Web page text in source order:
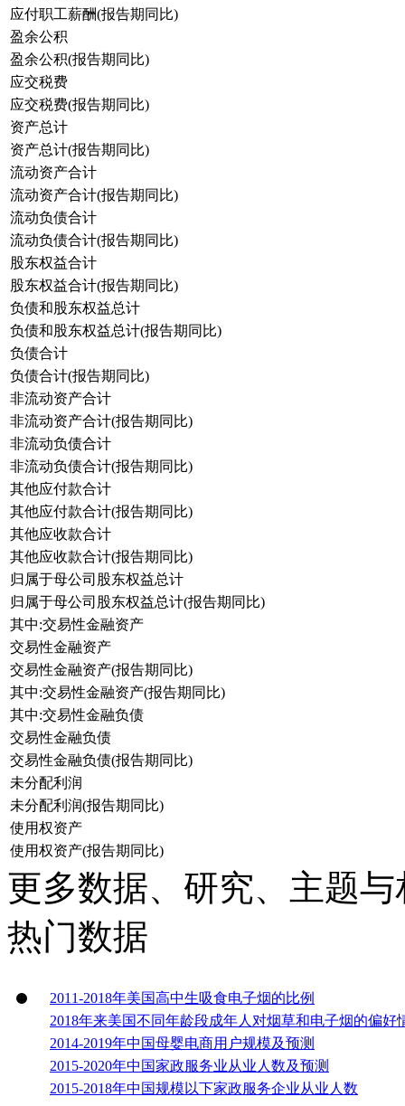
应付职工薪酬(报告期同比)
盈余公积
盈余公积(报告期同比)
应交税费
应交税费(报告期同比)
资产总计
资产总计(报告期同比)
流动资产合计
流动资产合计(报告期同比)
流动负债合计
流动负债合计(报告期同比)
股东权益合计
股东权益合计(报告期同比)
负债和股东权益总计
负债和股东权益总计(报告期同比)
负债合计
负债合计(报告期同比)
非流动资产合计
非流动资产合计(报告期同比)
非流动负债合计
非流动负债合计(报告期同比)
其他应付款合计
其他应付款合计(报告期同比)
其他应收款合计
其他应收款合计(报告期同比)
归属于母公司股东权益总计
归属于母公司股东权益总计(报告期同比)
其中:交易性金融资产
交易性金融资产
交易性金融资产(报告期同比)
其中:交易性金融资产(报告期同比)
其中:交易性金融负债
交易性金融负债
交易性金融负债(报告期同比)
未分配利润
未分配利润(报告期同比)
使用权资产
使用权资产(报告期同比)
更多数据、研究、主题
热门数据
2011-2018年美国高中生吸食电子烟的比例
2018年来美国不同年龄段成年人对烟草和电子烟的偏好
2014-2019年中国母婴电商用户规模及预测
2015-2020年中国家政服务业从业人数及预测
2015-2018年中国规模以下家政服务企业从业人数